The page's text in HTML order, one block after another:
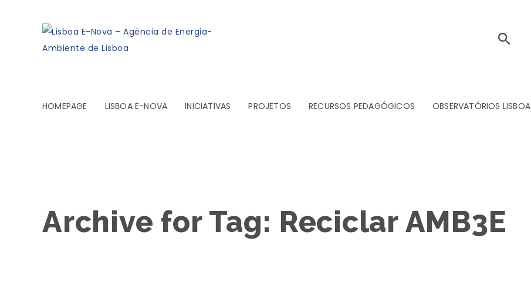
HOMEPAGE LISBOA E-NOVA INICIATIVAS PROJETOS RECURSOS PEDAGÓGICOS OBSERVATÓRIOS LISBOA
Archive for Tag: Reciclar AMB3E